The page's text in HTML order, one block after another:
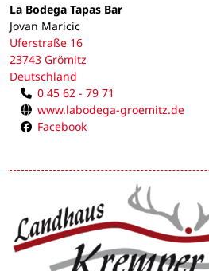
La Bodega Tapas Bar
Jovan Maricic
Uferstraße 16
23743 Grömitz
Deutschland
0 45 62 - 79 71
www.labodega-groemitz.de
Facebook